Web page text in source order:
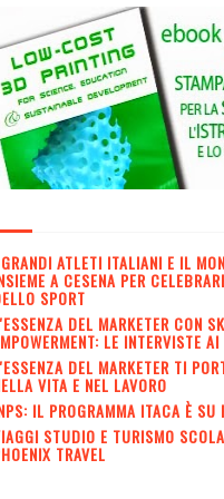
ATLETI ITALIANI E IL
A CESENA PER
SPORT
DEL MARKETER CON
LE INTERVISTE
DEL MARKETER TI
VITA E NEL LAVORO
IL PROGRAMMA ITACA È SU
STUDIO E TURISMO
TRAVEL